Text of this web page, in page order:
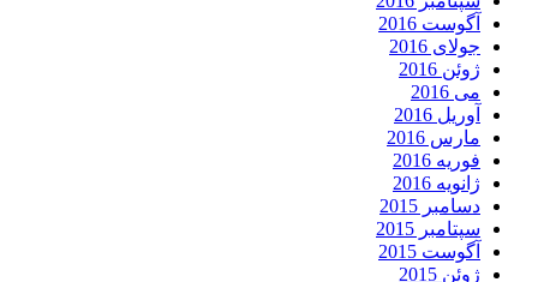
آگوست 2016
جولای 2016
ژوئن 2016
می 2016
آوریل 2016
مارس 2016
فوریه 2016
ژانویه 2016
دسامبر 2015
سپتامبر 2015
آگوست 2015
ژوئن 2015